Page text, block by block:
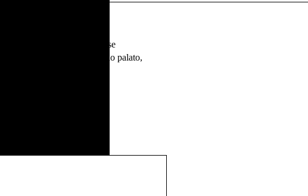
caramelo. Na boca mostra-se
Entra com suavidade no palato,